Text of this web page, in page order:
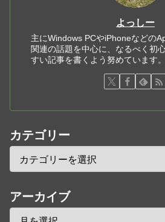
よっしー
主にWindows PCやiPhoneなどの
関連の話題を中心に、なるべく初
すい記事を書くよう努めています。
カテゴリー
アーカイブ